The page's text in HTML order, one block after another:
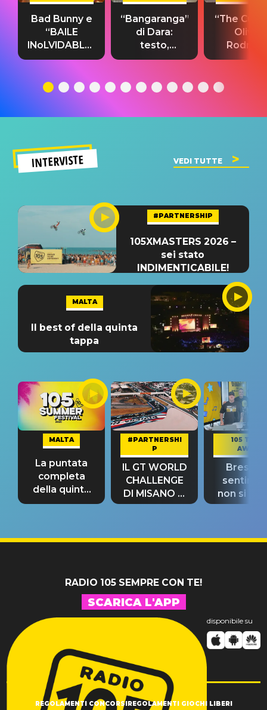
Bad Bunny e
“BAILE
INoLVIDABLE”:
testo,
significato
“Bangaranga”
di Dara:
testo,
traduzione e
del singolo
“The
Olivia
testo,
INTERVISTE VEDI TUTTE
#PARTNERSHIP
105XMASTERS 2026 –
sei stato
INDIMENTICABILE!
MALTA
Il best of della quinta
tappa
MALTA
La puntata
completa
della quinta
tappa
#PARTNERSHI
P
IL GT WORLD
CHALLENGE
DI MISANO si
riconferma
105 TAKE
AWAY
Bresh:
non si
fino alla
RADIO 105 SEMPRE CON TE!
SCARICA L'APP
disponibile su
REGOLAMENTI CONCORSIREGOLAMENTI GIOCHI LIBERI